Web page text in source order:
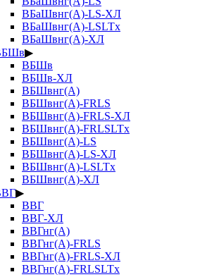
ВБаШвнг(А)-LS-ХЛ
ВБаШвнг(А)-LSLTx
ВБаШвнг(А)-ХЛ
▶
ВБШв
ВБШв-ХЛ
ВБШвнг(А)
ВБШвнг(А)-FRLS
ВБШвнг(А)-FRLS-ХЛ
ВБШвнг(А)-FRLSLTx
ВБШвнг(А)-LS
ВБШвнг(А)-LS-ХЛ
ВБШвнг(А)-LSLTx
ВБШвнг(А)-ХЛ
▶
ВВГ
ВВГ-ХЛ
ВВГнг(А)
ВВГнг(А)-FRLS
ВВГнг(А)-FRLS-ХЛ
ВВГнг(А)-FRLSLTx